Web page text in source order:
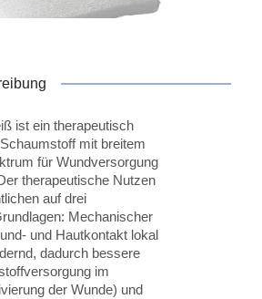
ist ein therapeutisch
mit breitem
für Wundversorgung
therapeutische Nutzen
auf drei
Mechanischer
und Hautkontakt lokal
dadurch bessere
im
der Wunde) und